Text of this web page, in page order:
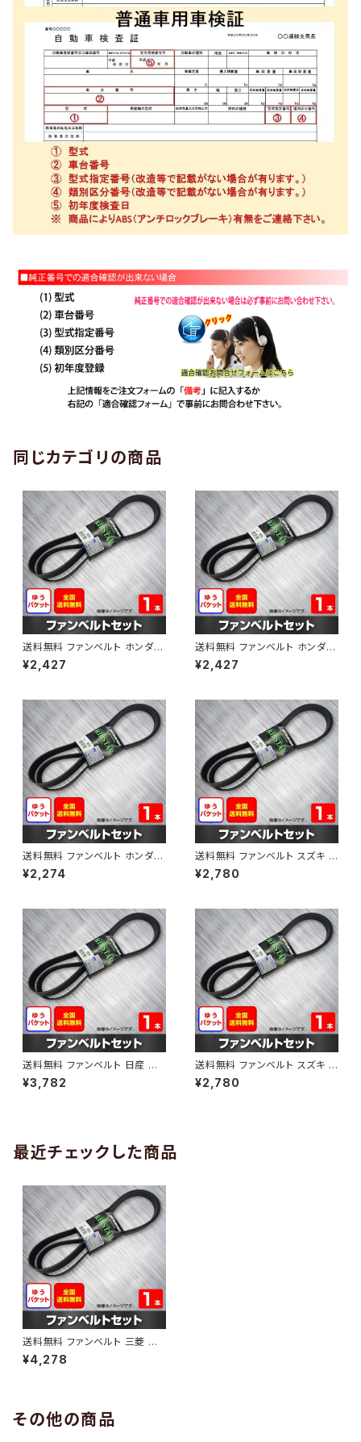
同じカテゴリの商品
送料無料 ファンベルト ホンダ
ゼスト 型式JE1 H18.03～H24.
11 （国内トップメーカー） 1本 H
¥2,427
送料無料 ファンベルト ホンダ ラ
イフ 型式JB6 H15.09～H20.1
1 （国内トップメーカー） 1本 HA
¥2,427
送料無料 ファンベルト ホンダ フ
ィット 型式GE6 H19.10～H25.
09 （国内トップメーカー） 1本 H
¥2,274
送料無料 ファンベルト スズキ ス
ペーシア 型式MK32S H25.03
～H30.02 （国内トップメーカ
¥2,780
送料無料 ファンベルト 日産 キ
ューブ 型式Z12 H20.11～H24.
10 （国内トップメーカー） 1本 H
¥3,782
送料無料 ファンベルト スズキ ワ
ゴンR 型式MH34S H24.09～
H29.02 （国内トップメーカー）
¥2,780
最近チェックした商品
送料無料 ファンベルト 三菱 ミラ
ージュ 型式CM5A H07.08～
H12.08 （国内トップメーカー） 1
¥4,278
その他の商品